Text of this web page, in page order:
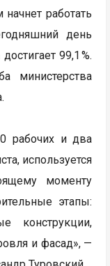
работать
день
99,1 %.
министерства
рабочих и два
используется
моменту
этапы:
конструкции,
и фасад», —